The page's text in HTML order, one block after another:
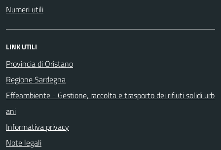
Numeri utili
LINK UTILI
Provincia di Oristano
Regione Sardegna
Effeambiente - Gestione, raccolta e trasporto dei rifiuti solidi urb
ani
Informativa privacy
Note legali